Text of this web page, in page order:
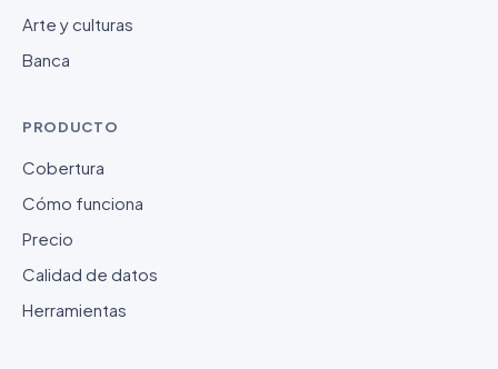
Arte y culturas
Banca
PRODUCTO
Cobertura
Cómo funciona
Precio
Calidad de datos
Herramientas